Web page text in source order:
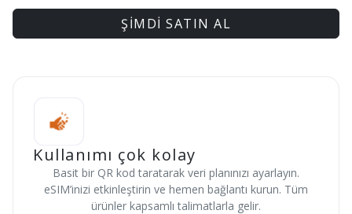
ŞİMDİ SATIN AL
Kullanımı çok kolay
Basit bir QR kod taratarak veri planınızı ayarlayın.
eSIM’inizi etkinleştirin ve hemen bağlantı kurun. Tüm
ürünler kapsamlı talimatlarla gelir.